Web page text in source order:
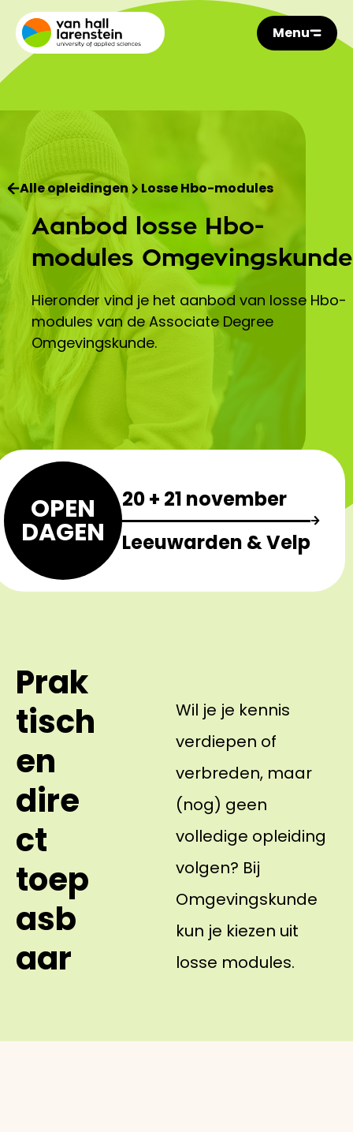
Menu
Alle opleidingen Losse Hbo-modules
Aanbod losse Hbo-
modules Omgevingskunde
Hieronder vind je het aanbod van losse Hbo-
modules van de Associate Degree
Omgevingskunde.
OPEN
DAGEN
20 + 21 november
Leeuwarden & Velp
Prak
tisch
en
dire
ct
toep
asb
aar
Wil je je kennis
verdiepen of
verbreden, maar
(nog) geen
volledige opleiding
volgen? Bij
Omgevingskunde
kun je kiezen uit
losse modules.